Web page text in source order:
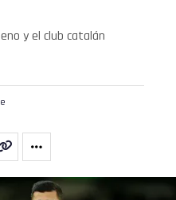
y el club catalán